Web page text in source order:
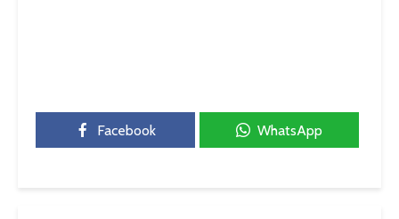
Facebook WhatsApp